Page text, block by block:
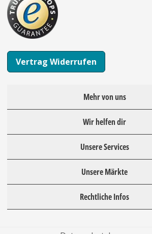
Vertrag Widerrufen
Mehr von uns
Wir helfen dir
Unsere Services
Unsere Märkte
Rechtliche Infos